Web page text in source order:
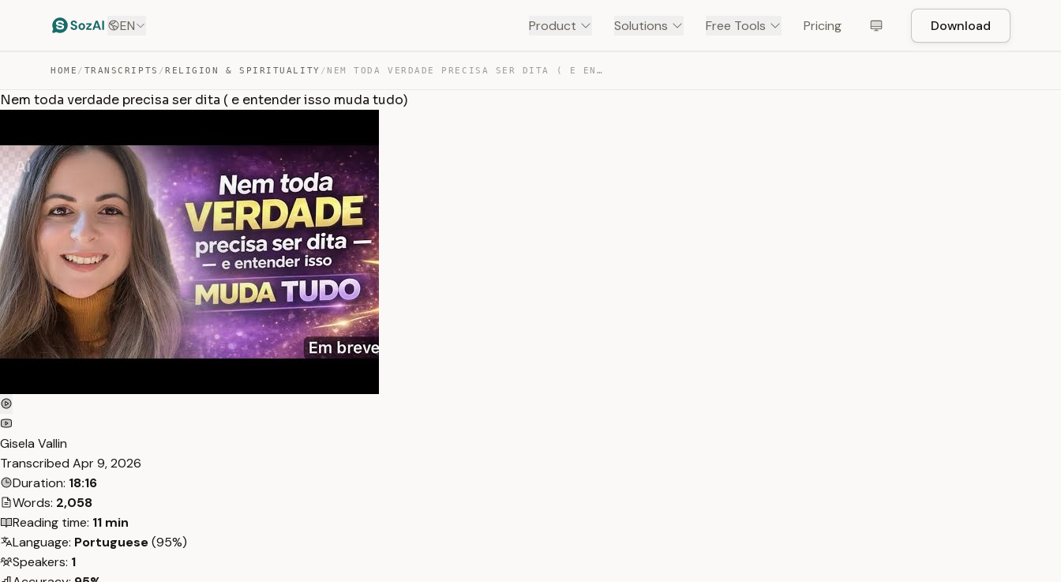
EN Product Solutions Free Tools Pricing Download
HOME / TRANSCRIPTS /RELIGION & SPIRITUALITY / NEM TODA VERDADE PRECISA SER DITA ( E ENTENDER ISSO MUD… — TRANSCRIPT
Nem toda verdade precisa ser dita ( e entender isso muda tudo)
Gisela Vallin
Transcribed Apr 9, 2026
Duration: 18:16
Words: 2,058
Reading time: 11 min
Language: Portuguese(95%)
Speakers: 1